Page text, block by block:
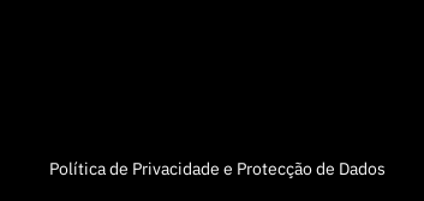
Política de Privacidade e Protecção de Dados